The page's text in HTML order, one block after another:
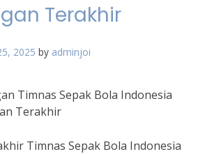
Terakhir
2025 by adminjoi
Timnas Sepak Bola Indonesia
Terakhir
Timnas Sepak Bola Indonesia